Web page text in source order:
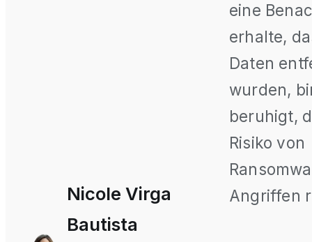
Nicole Virga
Bautista
eine
erhalte,
Daten
wurden,
beruhigt,
Risiko von
Angriffen